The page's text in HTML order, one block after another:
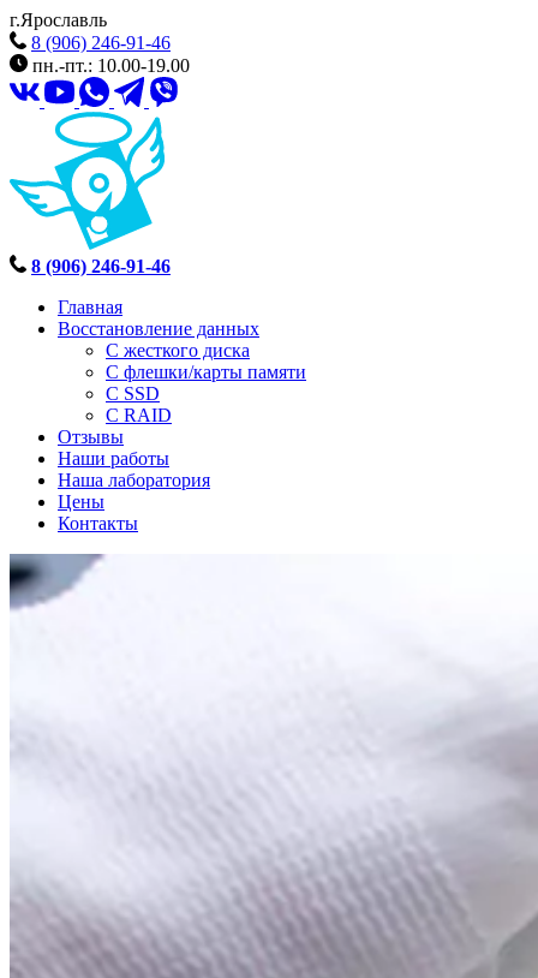
г.Ярославль
8 (906) 246-91-46
пн.-пт.: 10.00-19.00
8 (906) 246-91-46
Главная
Восстановление данных
С жесткого диска
С флешки/карты памяти
С SSD
С RAID
Отзывы
Наши работы
Наша лаборатория
Цены
Контакты